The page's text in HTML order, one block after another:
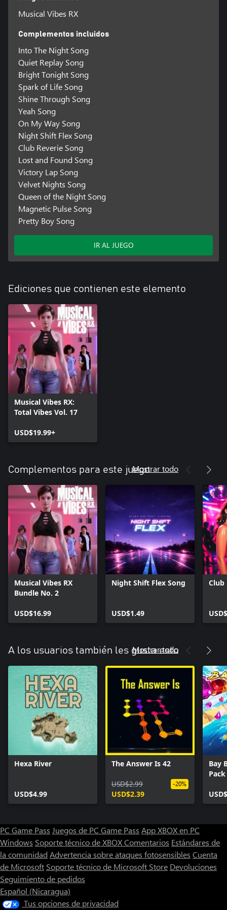
Musical Vibes RX
Complementos incluidos
Into The Night Song
Quiet Replay Song
Bright Tonight Song
Spark of Life Song
Shine Through Song
Yeah Song
On My Way Song
Night Shift Flex Song
Club Reverie Song
Lost and Found Song
Victory Lap Song
Velvet Nights Song
Queen of the Night Song
Magnetic Pulse Song
Pretty Boy Song
IR AL JUEGO
Ediciones que contienen este elemento
Musical Vibes RX:
Total Vibes Vol. 17
USD$19.99+
Complementos para este juegoMostrar todo
Musical Vibes RX
Bundle No. 2
USD$16.99
Night Shift Flex Song
USD$1.49
Club
A los usuarios también les gusta esto
Mostrar todo
Hexa River
USD$4.99
The Answer Is 42
USD$2.99
USD$2.39
-20%
Bay
Pack
PC Game Pass Juegos de PC Game Pass App XBOX en PC
Windows Soporte técnico de XBOXComentarios Estándares de
la comunidad Advertencia sobre ataques fotosensibles Cuenta
de Microsoft Soporte técnico de Microsoft Store Devoluciones
Seguimiento de pedidos
Español (Nicaragua)
Tus opciones de privacidad